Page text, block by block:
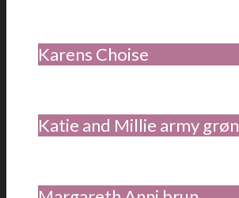
Karens Choise
Katie and Millie army grøn